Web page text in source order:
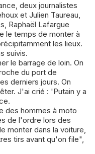
deux journalistes
et Julien Taureau,
Raphaël Lafargue
le temps de monter à
les lieux.
suivis.
le barrage de loin. On
du port de
derniers jours. On
J'ai crié : 'Putain y a
des hommes à moto
de l'ordre lors des
monter dans la voiture,
tirs avant qu'on file",